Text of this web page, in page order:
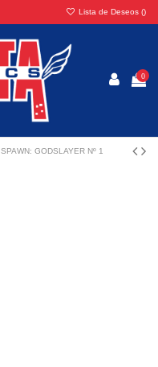
Lista de Deseos ()
0
SPAWN: GODSLAYER Nº 1